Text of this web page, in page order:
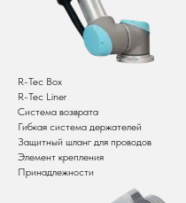
R-Tec Box
R-Tec Liner
Система возврата
Гибкая система держателей
Защитный шланг для проводов
Элемент крепления
Принадлежности